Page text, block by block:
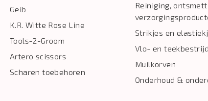
Geib
K.R. Witte Rose Line
Tools-2-Groom
Artero scissors
Scharen toebehoren
Reiniging,
Strikjes en
Vlo- en
Muilkorven
Onderhoud &